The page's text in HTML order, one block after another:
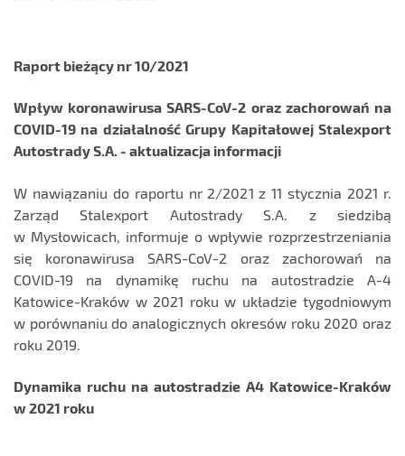
Raport bieżący nr 10/2021
Wpływ koronawirusa SARS-CoV-2 oraz zachorowań na
COVID-19 na działalnośćGrupy Kapitałowej Stalexport
Autostrady S.A. - aktualizacja informacji
W nawiązaniu do raportu nr 2/2021 z 11 stycznia 2021 r.
Zarząd Stalexport Autostrady S.A. z siedzibą
w Mysłowicach, informuje o wpływie rozprzestrzeniania
się koronawirusa SARS-CoV-2 oraz zachorowań na
COVID-19 na dynamikę ruchu na autostradzie A-4
Katowice-Kraków w 2021 roku w układzie tygodniowym
w porównaniu do analogicznych okresów roku 2020 oraz
roku 2019.
Dynamika ruchu na autostradzie A4 Katowice-Kraków
w 2021 roku